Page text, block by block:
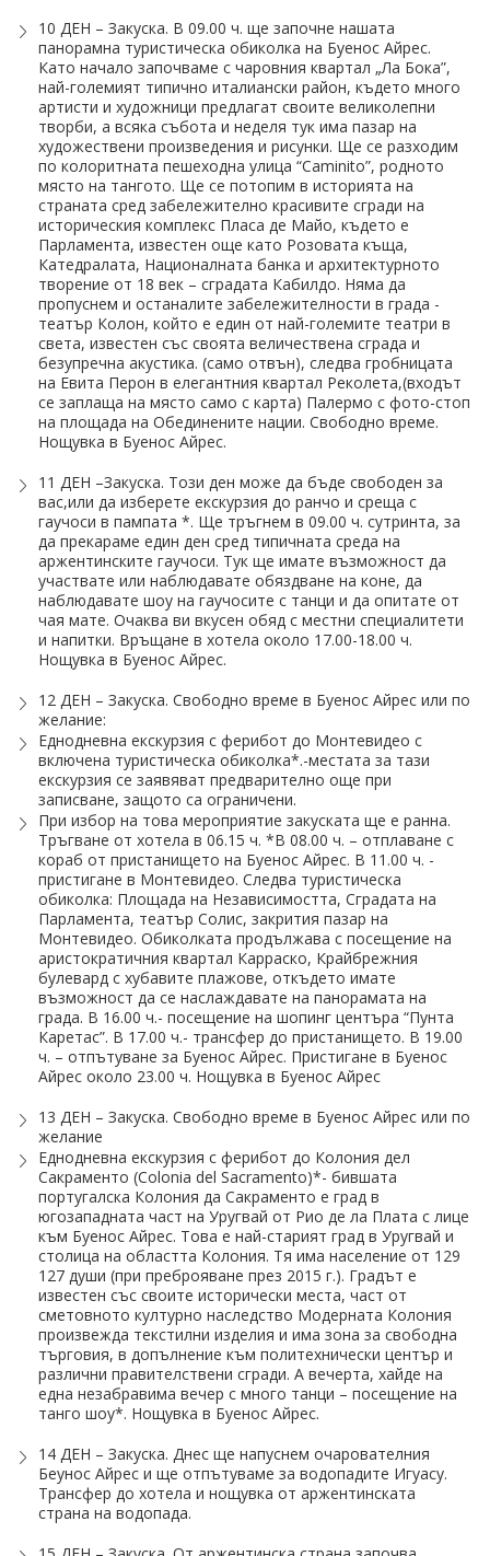
10 ДЕН – Закуска. В 09.00 ч. ще започне нашата
панорамна туристическа обиколка на Буенос Айрес.
Като начало започваме с чаровния квартал „Ла Бока”,
най-големият типично италиански район, където много
артисти и художници предлагат своите великолепни
творби, а всяка събота и неделя тук има пазар на
художествени произведения и рисунки. Ще се разходим
по колоритната пешеходна улица “Caminito”, родното
място на тангото. Ще се потопим в историята на
страната сред забележително красивите сгради на
историческия комплекс Пласа де Майо, където е
Парламента, известен още като Розовата къща,
Катедралата, Националната банка и архитектурното
творение от 18 век – сградата Кабилдо. Няма да
пропуснем и останалите забележителности в града -
театър Колон, който е един от най-големите театри в
света, известен със своята величествена сграда и
безупречна акустика. (само отвън), следва гробницата
на Евита Перон в елегантния квартал Реколета,(входът
се заплаща на място само с карта) Палермо с фото-стоп
на площада на Обединените нации. Свободно време.
Нощувка в Буенос Айрес.
11 ДЕН –Закуска. Този ден може да бъде свободен за
вас,или да изберете екскурзия до ранчо и среща с
гаучоси в пампата *. Ще тръгнем в 09.00 ч. сутринта, за
да прекараме един ден сред типичната среда на
аржентинските гаучоси. Тук ще имате възможност да
участвате или наблюдавате обяздване на коне, да
наблюдавате шоу на гаучосите с танци и да опитате от
чая мате. Очаква ви вкусен обяд с местни специалитети
и напитки. Връщане в хотела около 17.00-18.00 ч.
Нощувка в Буенос Айрес.
12 ДЕН – Закуска. Свободно време в Буенос Айрес или по
желание:
Еднодневна екскурзия с ферибот до Монтевидео с
включена туристическа обиколка*.-местата за тази
екскурзия се заявяват предварително още при
записване, защото са ограничени.
При избор на това мероприятие закуската ще е ранна.
Тръгване от хотела в 06.15 ч. *В 08.00 ч. – отплаване с
кораб от пристанището на Буенос Айрес. В 11.00 ч. -
пристигане в Монтевидео. Следва туристическа
обиколка: Площада на Независимостта, Сградата на
Парламента, театър Солис, закрития пазар на
Монтевидео. Обиколката продължава с посещение на
аристократичния квартал Карраско, Крайбрежния
булевард с хубавите плажове, откъдето имате
възможност да се наслаждавате на панорамата на
града. В 16.00 ч.- посещение на шопинг центъра “Пунта
Каретас”. В 17.00 ч.- трансфер до пристанището. В 19.00
ч. – отпътуване за Буенос Айрес. Пристигане в Буенос
Айрес около 23.00 ч. Нощувка в Буенос Айрес
13 ДЕН – Закуска. Свободно време в Буенос Айрес или по
желание
Еднодневна екскурзия с ферибот до Колония дел
Сакраменто (Colonia del Sacramento)*- бившата
португалска Колония да Сакраменто е град в
югозападната част на Уругвай от Рио де ла Плата с лице
към Буенос Айрес. Това е най-старият град в Уругвай и
столица на областта Колония. Тя има население от 129
127 души (при преброяване през 2015 г.). Градът е
известен със своите исторически места, част от
сметовното културно наследство Модерната Колония
произвежда текстилни изделия и има зона за свободна
търговия, в допълнение към политехнически център и
различни правителствени сгради. А вечерта, хайде на
една незабравима вечер с много танци – посещение на
танго шоу*. Нощувка в Буенос Айрес.
14 ДЕН – Закуска. Днес ще напуснем очарователния
Беунос Айрес и ще отпътуваме за водопадите Игуасу.
Трансфер до хотела и нощувка от аржентинската
страна на водопада.